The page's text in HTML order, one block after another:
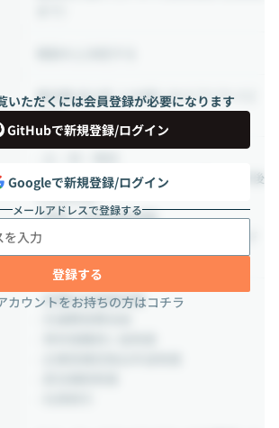
いただくには会員登録が必要になります
GitHubで新規登録/ログイン
Googleで新規登録/ログイン
メールアドレスで登録する
登録する
カウントをお持ちの方はコチラ
東京都 品川区 上大崎2-24-9 アイケイビ
ル1F
- 年次有給休暇（入社時に5日間、半年後
に5日付与）
- 夏季・年末年始休暇
- 特別休暇、慶弔休暇、サンクスホリデ
ー、産休・育休 等
- 各種社会保険完備